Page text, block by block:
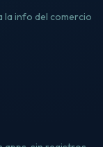
la info del comercio